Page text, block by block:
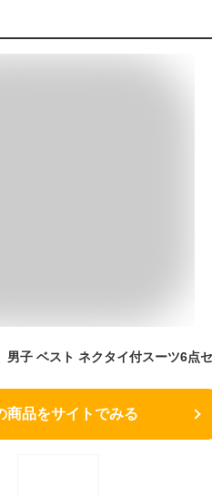
商品をサイトでみる